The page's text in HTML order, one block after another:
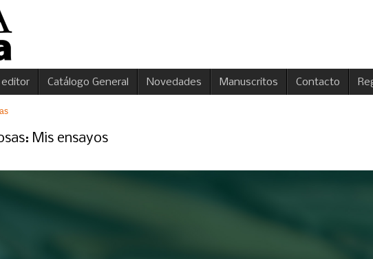
editor Catálogo General Novedades Manuscritos Contacto
Mis ensayos